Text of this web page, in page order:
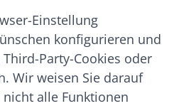
Einstellung
konfigurieren und
Party-Cookies oder
Wir weisen Sie darauf
alle Funktionen